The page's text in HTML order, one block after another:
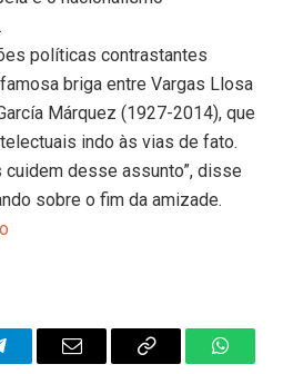
políticas contrastantes
briga entre Vargas Llosa
Márquez (1927-2014), que
indo às vias de fato.
desse assunto”, disse
sobre o fim da amizade.
Email
Copy